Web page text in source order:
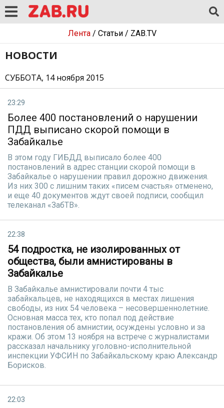
Лента/ Статьи/ ZAB.TV
НОВОСТИ
СУББОТА, 14 ноября 2015
23:29
Более 400 постановлений о нарушении
ПДД выписано скорой помощи в
Забайкалье
В этом году ГИБДД выписало более 400
постановлений в адрес станции скорой помощи в
Забайкалье о нарушении правил дорожно движения.
Из них 300 с лишним таких «писем счастья» отменено,
и еще 40 документов ждут своей подписи, сообщил
телеканал «ЗабТВ».
22:38
54 подростка, не изолированных от
общества, были амнистированы в
Забайкалье
В Забайкалье амнистировали почти 4 тыс
забайкальцев, не находящихся в местах лишения
свободы, из них 54 человека – несовершеннолетние.
Основная масса тех, кто попал под действие
постановления об амнистии, осуждены условно и за
кражи. Об этом 13 ноября на встрече с журналистами
рассказал начальнику уголовно-исполнительной
инспекции УФСИН по Забайкальскому краю Александр
Борисков.
22:03